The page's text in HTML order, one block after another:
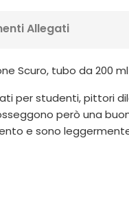
Allegati
Scuro, tubo da 200 ml
per studenti, pittori
però una
e sono